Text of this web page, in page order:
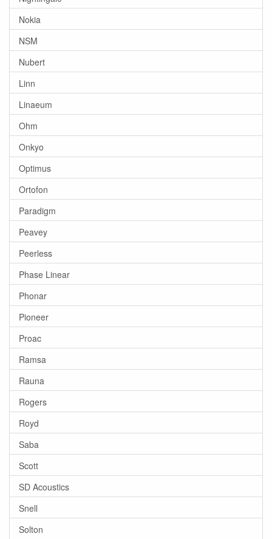
Nokia
NSM
Nubert
Linn
Linaeum
Ohm
Onkyo
Optimus
Ortofon
Paradigm
Peavey
Peerless
Phase Linear
Phonar
Pioneer
Proac
Ramsa
Rauna
Rogers
Royd
Saba
Scott
SD Acoustics
Snell
Solton